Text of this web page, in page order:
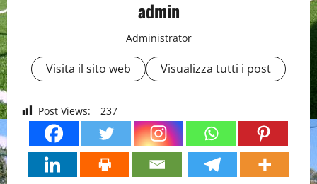
admin
Administrator
Visita il sito web Visualizza tutti i post
Post Views: 237